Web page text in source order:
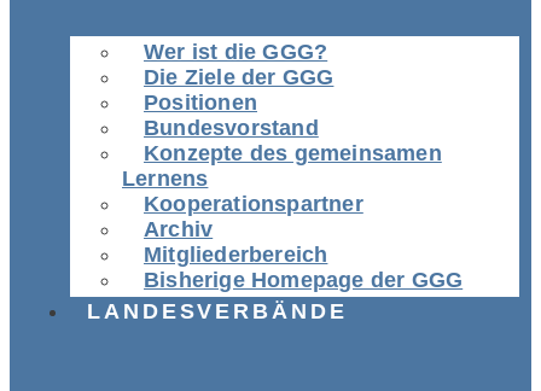
Wer ist die GGG?
Die Ziele der GGG
Positionen
Bundesvorstand
Konzepte des gemeinsamen
Lernens
Kooperationspartner
Archiv
Mitgliederbereich
Bisherige Homepage der GGG
LANDESVERBÄNDE